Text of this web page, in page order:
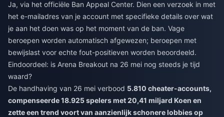
Ja, via het officiële Ban Appeal Center. Dien een verzoek in met
het e-mailadres van je account met specifieke details over wat
je aan het doen was op het moment van de ban. Vage
beroepen worden automatisch afgewezen; beroepen met
bewijslast voor echte fout-positieven worden beoordeeld.
Eindoordeel: is Arena Breakout na 26 mei nog steeds je tijd
waard?
De handhaving van 26 mei verbood 5.810 cheater-accounts,
compenseerde 18.925 spelers met 20,41 miljard Koen en
zette een trend voort van aanzienlijk schonere lobbies op